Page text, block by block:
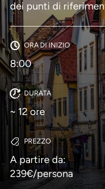
dei punti di
ORA DI INIZIO
8:00
DURATA
~ 12 ore
PREZZO
A partire da:
239€/persona